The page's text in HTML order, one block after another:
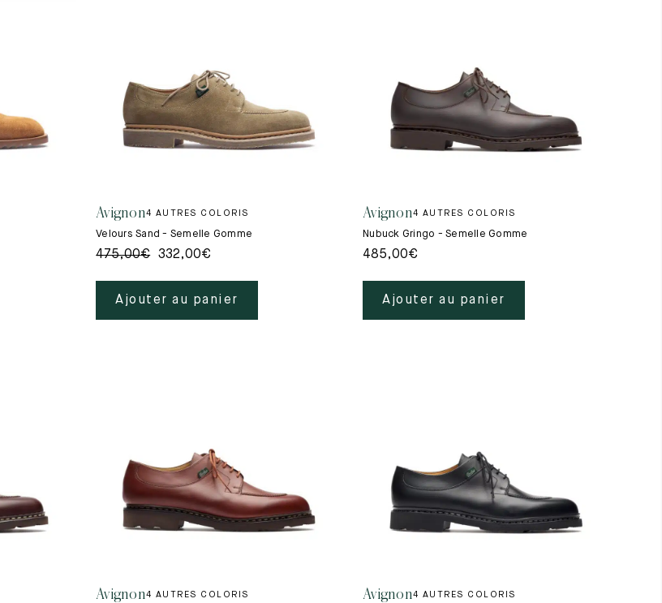
Avignon4 AUTRES COLORIS
Velours Sand - Semelle Gomme
475,00€ 332,00€
Ajouter au panier
Avignon4 AUTRES COLORIS
Nubuck Gringo - Semelle Gomme
485,00€
Ajouter au panier
Avignon4 AUTRES COLORIS Avignon4 AUTRES COLORIS